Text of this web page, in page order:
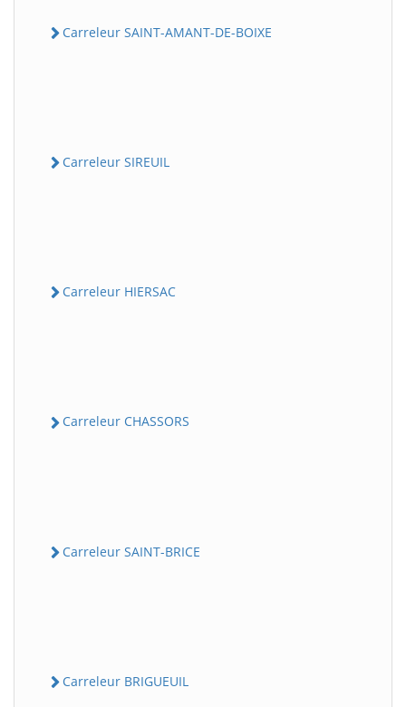
Carreleur SAINT-AMANT-DE-BOIXE
Carreleur SIREUIL
Carreleur HIERSAC
Carreleur CHASSORS
Carreleur SAINT-BRICE
Carreleur BRIGUEUIL